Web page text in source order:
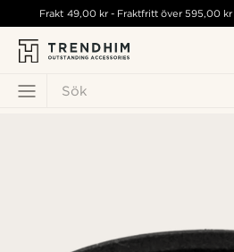
Sök
Frakt 49,00 kr- Fraktfritt över595,00 kr